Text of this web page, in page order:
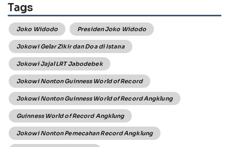
Tags
Joko Widodo Presiden Joko Widodo
Jokowi Gelar Zikir dan Doa di Istana
Jokowi Jajal LRT Jabodebek
Jokowi Nonton Guinness World of Record
Jokowi Nonton Guinness World of Record Angklung
Guinness World of Record Angklung
Jokowi Nonton Pemecahan Record Angklung